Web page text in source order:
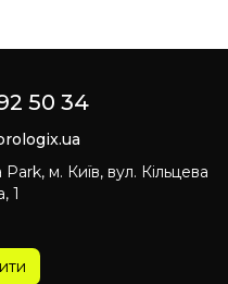
50 34
м. Київ, вул. Кільцева
1